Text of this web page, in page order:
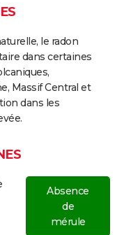
le radon
dans certaines
Massif Central et
dans les
Absence
de
mérule